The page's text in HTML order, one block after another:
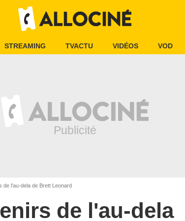
STREAMING TVACTU VIDÉOS VOD
de l'au-dela de Brett Leonard
de l'au-dela